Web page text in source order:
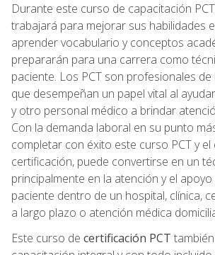
Durante este curso de capacitación
trabajará para mejorar sus habilidades
aprender vocabulario y conceptos
prepararán para una carrera como
paciente. Los PCT son profesionales de
que desempeñan un papel vital al
y otro personal médico a brindar
Con la demanda laboral en su punto
completar con éxito este curso PCT y el
certificación, puede convertirse en un
principalmente en la atención y el
paciente dentro de un hospital, clínica,
a largo plazo o atención médica
Este curso de certificación PCT